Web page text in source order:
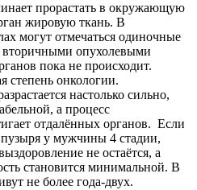
прорастать в окружающую
жировую ткань. В
могут отмечаться одиночные
вторичными опухолевыми
пока не происходит.
степень онкологии.
настолько сильно,
а процесс
отдалённых органов. Если
у мужчины 4 стадии,
не остаётся, а
становится минимальной. В
не более года-двух.